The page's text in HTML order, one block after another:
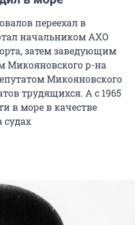
переехал в
начальником АХО
затем заведующим
р-на
Микояновского
трудящихся. А с 1965
в море в качестве